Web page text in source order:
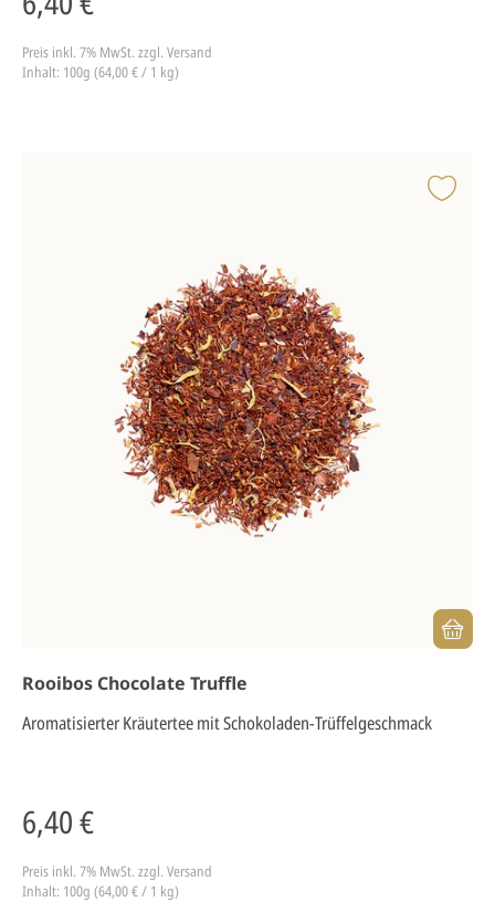
Preis inkl. 7% MwSt. zzgl. Versand
Inhalt: 100g (64,00 € / 1 kg)
Rooibos Chocolate Truffle
Aromatisierter Kräutertee mit Schokoladen-Trüffelgeschmack
6,40 €
Preis inkl. 7% MwSt. zzgl. Versand
Inhalt: 100g (64,00 € / 1 kg)